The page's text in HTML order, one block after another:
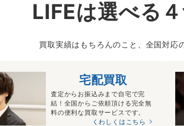
LIFEは選べる
買取実績はもちろんのこと、全国対応
宅配買取
査定からお振込みまで自宅で完
結！全国からご依頼頂ける完全無
料の便利な買取サービスです。
くわしくはこちら